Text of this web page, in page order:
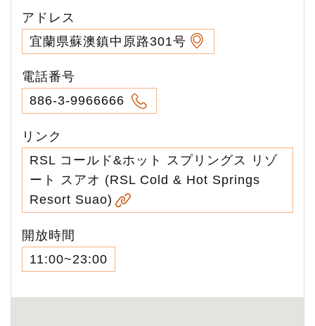
アドレス
宜蘭県蘇澳鎮中原路301号
電話番号
886-3-9966666
リンク
RSL コールド&ホット スプリングス リゾ
ート スアオ (RSL Cold & Hot Springs
Resort Suao)
開放時間
11:00~23:00